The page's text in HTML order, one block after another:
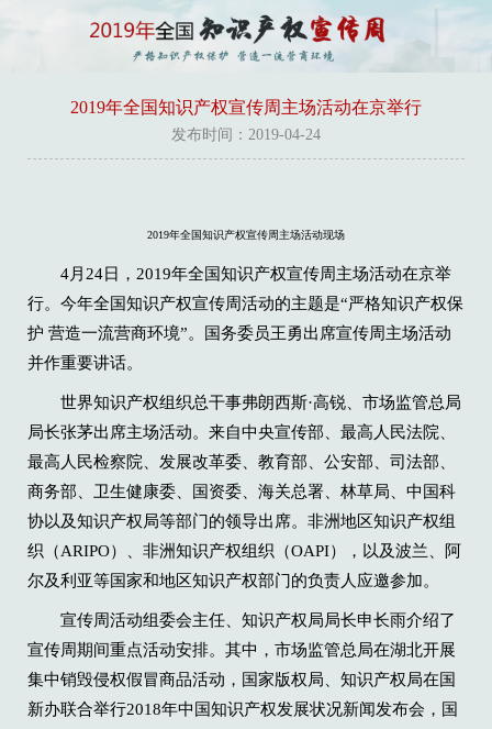
2019年全国知识产权宣传周主场活动在京举行
发布时间：2019-04-24
2019年全国知识产权宣传周主场活动现场
4月24日，2019年全国知识产权宣传周主场活动在京举
行。今年全国知识产权宣传周活动的主题是“严格知识产权保
护 营造一流营商环境”。国务委员王勇出席宣传周主场活动
并作重要讲话。
世界知识产权组织总干事弗朗西斯·高锐、市场监管总局
局长张茅出席主场活动。来自中央宣传部、最高人民法院、
最高人民检察院、发展改革委、教育部、公安部、司法部、
商务部、卫生健康委、国资委、海关总署、林草局、中国科
协以及知识产权局等部门的领导出席。非洲地区知识产权组
织（ARIPO）、非洲知识产权组织（OAPI），以及波兰、阿
尔及利亚等国家和地区知识产权部门的负责人应邀参加。
宣传周活动组委会主任、知识产权局局长申长雨介绍了
宣传周期间重点活动安排。其中，市场监管总局在湖北开展
集中销毁侵权假冒商品活动，国家版权局、知识产权局在国
新办联合举行2018年中国知识产权发展状况新闻发布会，国